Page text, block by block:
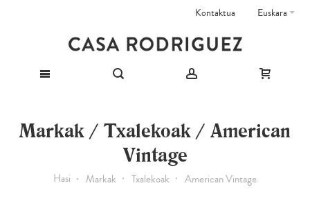
Euskara
Kontaktua
Markak / Txalekoak / American
Vintage
Hasi Markak Txalekoak American Vintage